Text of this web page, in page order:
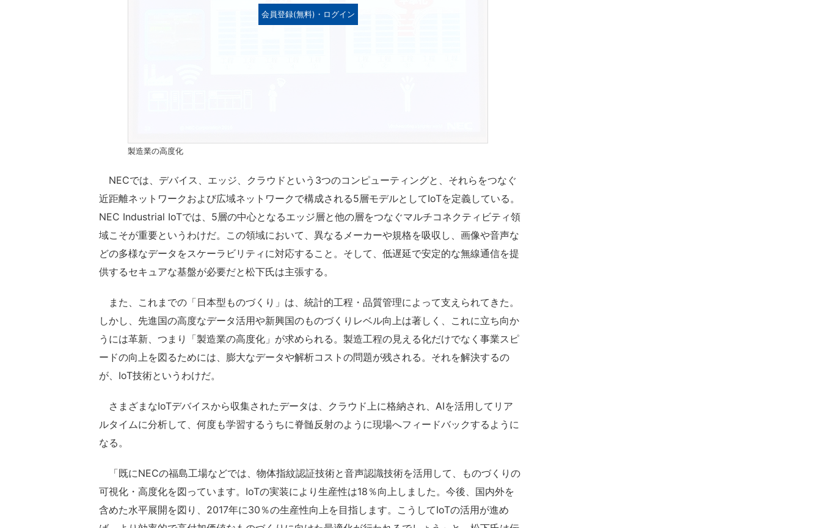
会員登録(無料)・ログイン
製造業の高度化
NECでは、デバイス、エッジ、クラウドという3つのコンピューティングと、それらをつなぐ
近距離ネットワークおよび広域ネットワークで構成される5層モデルとしてIoTを定義している。
NEC Industrial IoTでは、5層の中心となるエッジ層と他の層をつなぐマルチコネクティビティ領
域こそが重要というわけだ。この領域において、異なるメーカーや規格を吸収し、画像や音声な
どの多様なデータをスケーラビリティに対応すること。そして、低遅延で安定的な無線通信を提
供するセキュアな基盤が必要だと松下氏は主張する。
また、これまでの「日本型ものづくり」は、統計的工程・品質管理によって支えられてきた。
しかし、先進国の高度なデータ活用や新興国のものづくりレベル向上は著しく、これに立ち向か
うには革新、つまり「製造業の高度化」が求められる。製造工程の見える化だけでなく事業スピ
ードの向上を図るためには、膨大なデータや解析コストの問題が残される。それを解決するの
が、IoT技術というわけだ。
さまざまなIoTデバイスから収集されたデータは、クラウド上に格納され、AIを活用してリア
ルタイムに分析して、何度も学習するうちに脊髄反射のように現場へフィードバックするように
なる。
「既にNECの福島工場などでは、物体指紋認証技術と音声認識技術を活用して、ものづくりの
可視化・高度化を図っています。IoTの実装により生産性は18％向上しました。今後、国内外を
含めた水平展開を図り、2017年に30％の生産性向上を目指します。こうしてIoTの活用が進め